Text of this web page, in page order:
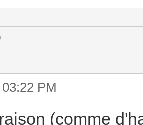
PM
(comme